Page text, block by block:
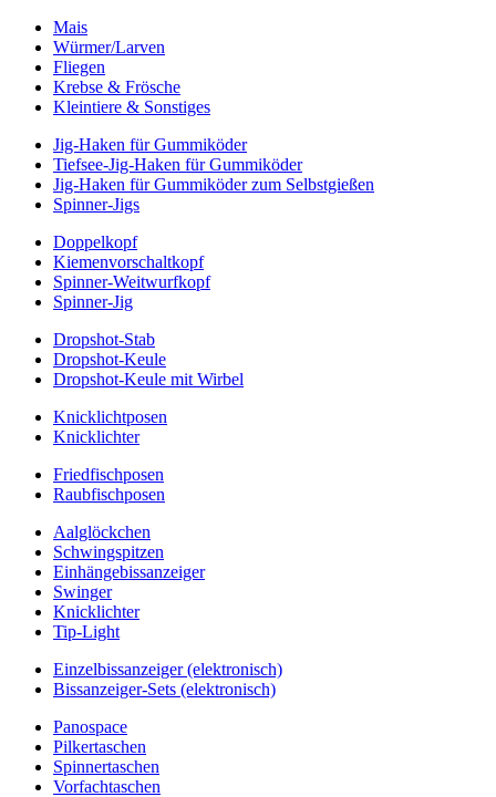
Mais
Würmer/Larven
Fliegen
Krebse & Frösche
Kleintiere & Sonstiges
Jig-Haken für Gummiköder
Tiefsee-Jig-Haken für Gummiköder
Jig-Haken für Gummiköder zum Selbstgießen
Spinner-Jigs
Doppelkopf
Kiemenvorschaltkopf
Spinner-Weitwurfkopf
Spinner-Jig
Dropshot-Stab
Dropshot-Keule
Dropshot-Keule mit Wirbel
Knicklichtposen
Knicklichter
Friedfischposen
Raubfischposen
Aalglöckchen
Schwingspitzen
Einhängebissanzeiger
Swinger
Knicklichter
Tip-Light
Einzelbissanzeiger (elektronisch)
Bissanzeiger-Sets (elektronisch)
Panospace
Pilkertaschen
Spinnertaschen
Vorfachtaschen